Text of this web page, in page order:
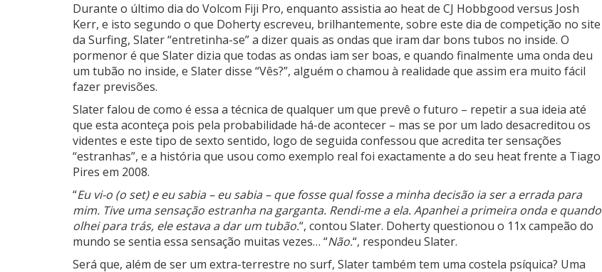
Durante o último dia do Volcom Fiji Pro, enquanto assistia ao heat de CJ Hobbgood versus Josh
Kerr, e isto segundo o que Doherty escreveu, brilhantemente, sobre este dia de competição no site
da Surfing, Slater “entretinha-se” a dizer quais as ondas que iram dar bons tubos no inside. O
pormenor é que Slater dizia que todas as ondas iam ser boas, e quando finalmente uma onda deu
um tubão no inside, e Slater disse “Vês?”, alguém o chamou à realidade que assim era muito fácil
fazer previsões.
Slater falou de como é essa a técnica de qualquer um que prevê o futuro – repetir a sua ideia até
que esta aconteça pois pela probabilidade há-de acontecer – mas se por um lado desacreditou os
videntes e este tipo de sexto sentido, logo de seguida confessou que acredita ter sensações
“estranhas”, e a história que usou como exemplo real foi exactamente a do seu heat frente a Tiago
Pires em 2008.
“Eu vi-o (o set) e eu sabia – eu sabia – que fosse qual fosse a minha decisão ia ser a errada para
mim. Tive uma sensação estranha na garganta. Rendi-me a ela. Apanhei a primeira onda e quando
olhei para trás, ele estava a dar um tubão.“, contou Slater. Doherty questionou o 11x campeão do
mundo se sentia essa sensação muitas vezes… “Não.“, respondeu Slater.
Será que, além de ser um extra-terrestre no surf, Slater também tem uma costela psíquica? Uma